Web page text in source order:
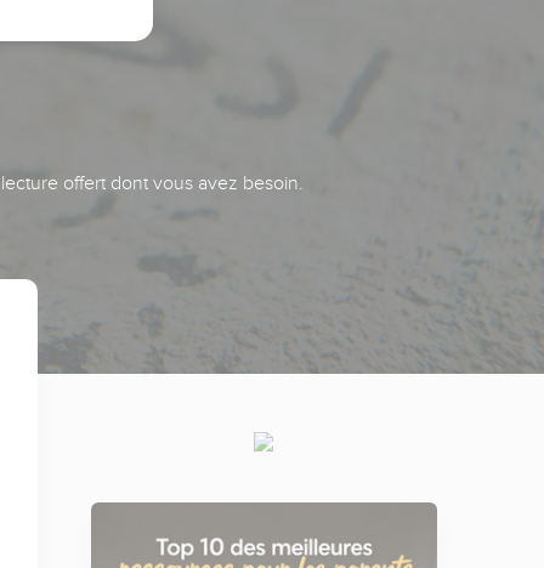
offert dont vous avez besoin.